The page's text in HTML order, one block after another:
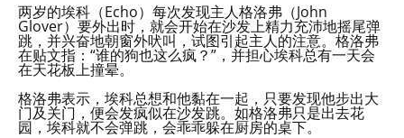
两岁的埃科（Echo）每次发现主人格洛弗（John
Glover）要外出时，就会开始在沙发上精力充沛地摇尾弹
跳，并兴奋地朝窗外吠叫，试图引起主人的注意。格洛弗
在贴文指：“谁的狗也这么疯？”，并担心埃科总有一天会
在天花板上撞晕。
格洛弗表示，埃科总想和他黏在一起，只要发现他步出大
门及关门，便会发疯似在沙发跳。如格洛弗只是出去花
园，埃科就不会弹跳，会乖乖躲在厨房的桌下。